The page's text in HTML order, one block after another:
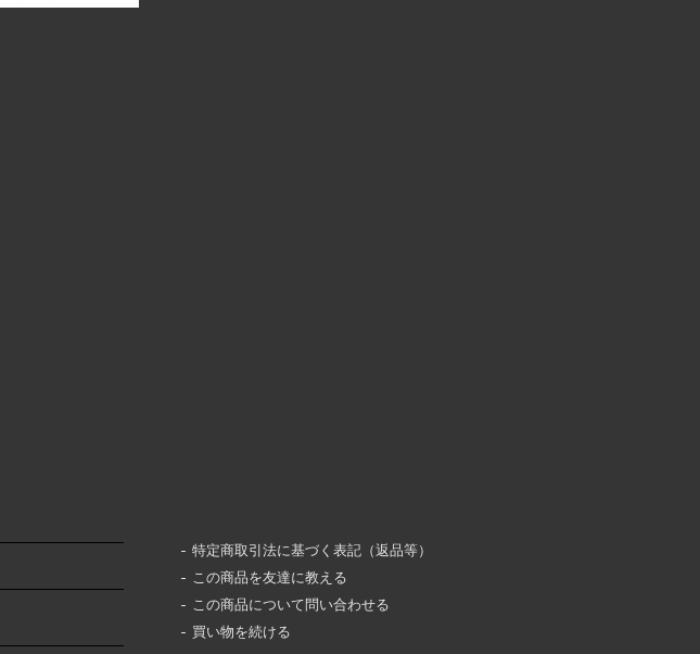
特定商取引法に基づく表記（返品等）
この商品を友達に教える
この商品について問い合わせる
買い物を続ける